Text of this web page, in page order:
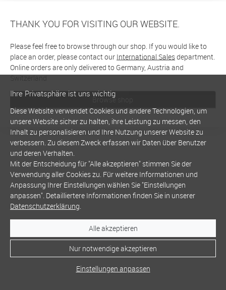
THANK YOU FOR VISITING OUR WEBSITE.
Please feel free to browse through our shop. If you would like to
place an order, please contact our International Salesdepartment.
Online orders are only delivered to Germany, Austria and
Switzerland
Browse shop
Ihre Privatsphäre ist uns wichtig
Diese Website verwendet Cookies und andere Technologien, um
unsere Website sicher zu halten, ihre Leistung zu messen, den
Inhalt zu personalisieren und Ihre Nutzung unserer Website zu
verbessern. Zu diesem Zweck erfassen wir Daten über Benutzer
und deren Verhalten.
Mit der Entscheidung für "Alle akzeptieren" stimmen Sie der
Verwendung aller Cookies zu. Für weitere Informationen und
Anpassung Ihrer Einstellungen wählen Sie "Einstellungen
anpassen". Detailliertere Informationen finden Sie in unserer
Datenschutzerklärung.
Alle akzeptieren
Nur notwendige akzeptieren
Einstellungen anpassen